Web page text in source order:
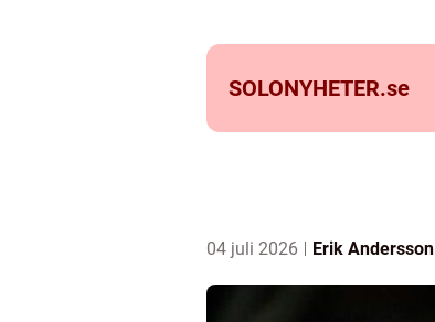
SOLONYHETER.se
04 juli 2026 Erik Andersson